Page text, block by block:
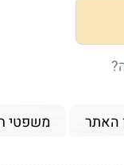
האתר
משפטי